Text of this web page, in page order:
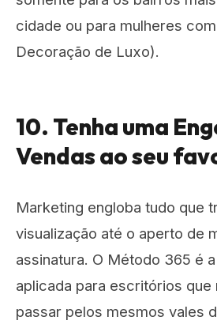
cidade ou para mulheres
Decoração de Luxo).
10. Tenha uma
Vendas ao seu
Marketing engloba tudo que
visualização até o aperto de
assinatura. O Método 365 é
aplicada para escritórios que
passar pelos mesmos vales